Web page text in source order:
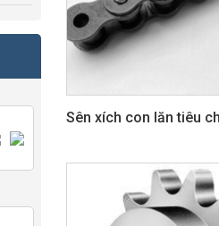
Sên xích con lăn tiêu